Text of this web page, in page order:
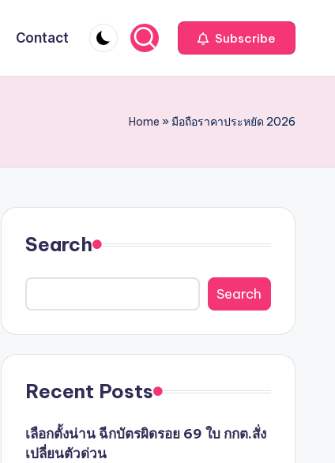
Contact Subscribe
Home »มือถือราคาประหยัด 2026
Search
Search
Recent Posts
เลือกตั้งน่าน ฉีกบัตรผิดรอย 69 ใบ กกต.สั่ง
เปลี่ยนตัวด่วน